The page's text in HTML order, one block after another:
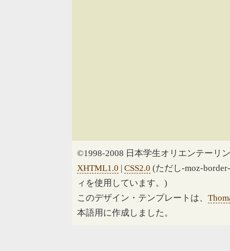
©1998-2008 日本学生オリエンテーリ
XHTML1.0 | CSS2.0 (ただし-moz-
ィを使用しています。)
このデザイン・テンプレートは、
本語用に作成しました。